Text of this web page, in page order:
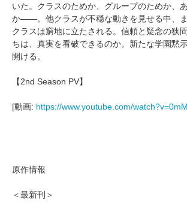
いた。クラスのためか、グループのためか、
か――。他クラスが不穏な動きを見せる中、
クラスは窮地に立たされる。信頼と疑念の狭
ちは、真実を看破できるのか。新たな学園黙
開ける。
【2nd Season PV】
[動画: https://www.youtube.com/
原作情報
＜最新刊＞